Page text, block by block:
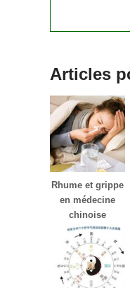
Articles
Rhume et grippe
en médecine
chinoise